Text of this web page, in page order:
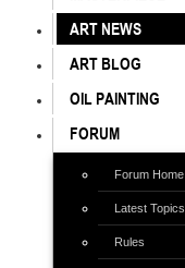
ART NEWS
ART BLOG
OIL PAINTING
FORUM
Forum Home
Latest Topics
Rules